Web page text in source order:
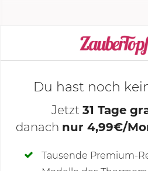
KOCHMODUS
Deine Notizen
Du hast noch
Jetzt 31 Tage
danach nur 4,99€/
Tausende Premium-